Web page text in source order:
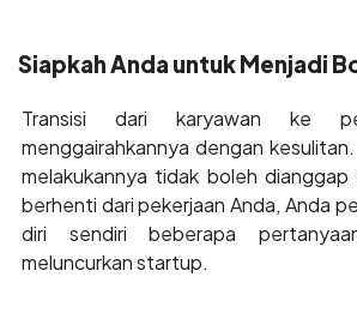
Siapkah Anda untuk Menjadi
Transisi dari karyawan ke
menggairahkannya dengan
melakukannya tidak boleh
berhenti dari pekerjaan Anda, Anda
diri sendiri beberapa
meluncurkan startup.